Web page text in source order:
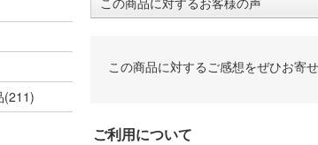
(211)
この商品に対するご感想をぜひお寄せ
ご利用について